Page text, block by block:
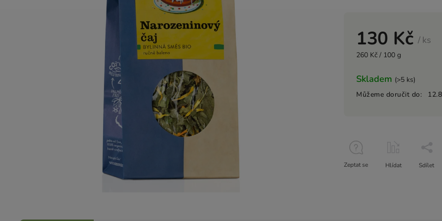
130 Kč / ks
260 Kč / 100 g
Skladem (>5 ks)
Můžeme doručit do:
Zeptat se Hlídat Sdílet